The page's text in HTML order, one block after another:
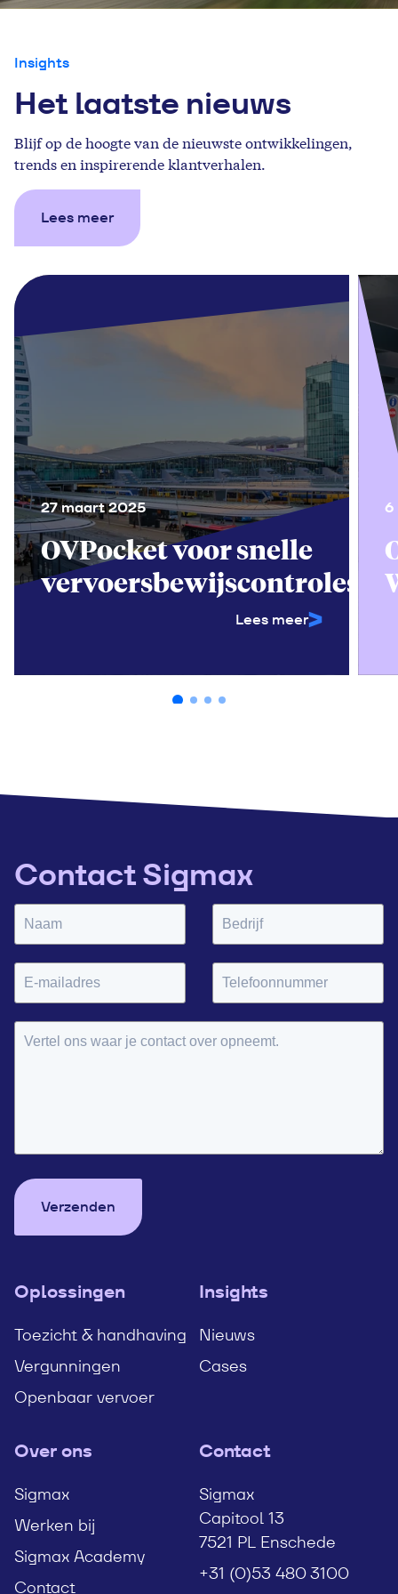
Insights
Het laatste nieuws
Blijf op de hoogte van de nieuwste ontwikkelingen,
trends en inspirerende klantverhalen.
Lees meer
27 maart 2025
OVPocket voor snelle
vervoersbewijscontroles
Lees meer
6
Contact Sigmax
Verzenden
Oplossingen
Toezicht & handhaving
Vergunningen
Openbaar vervoer
Insights
Nieuws
Cases
Over ons
Sigmax
Werken bij
Sigmax Academy
Contact
Contact
Sigmax
Capitool 13
7521 PL Enschede
+31 (0)53 480 3100